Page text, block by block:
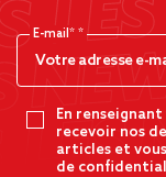
E-mail*
En
recevoir nos
articles et
de